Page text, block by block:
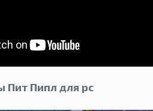
Пит Пипл для pc